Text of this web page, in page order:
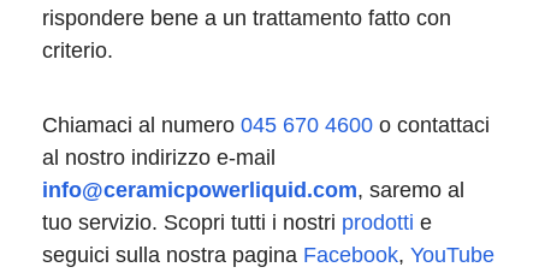
rispondere bene a un trattamento fatto con
criterio.
Chiamaci al numero 045 670 4600 o contattaci
al nostro indirizzo e-mail
info@ceramicpowerliquid.com, saremo al
tuo servizio. Scopri tutti i nostri prodotti e
seguici sulla nostra pagina Facebook, YouTube